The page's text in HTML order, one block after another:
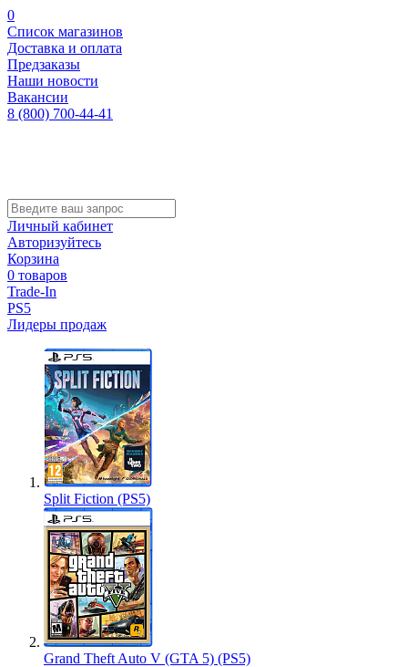
0
Список магазинов
Доставка и оплата
Предзаказы
Наши новости
Вакансии
8 (800) 700-44-41
Личный кабинет
Авторизуйтесь
Корзина
0 товаров
Trade-In
PS5
Лидеры продаж
Split Fiction (PS5)
Grand Theft Auto V (GTA 5) (PS5)